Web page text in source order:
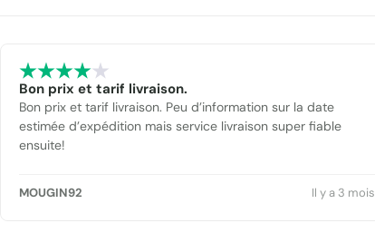
Bon prix et tarif livraison.
Bon prix et tarif livraison. Peu d’information sur la date
estimée d’expédition mais service livraison super fiable
ensuite!
MOUGIN92 Il y a 3 mois